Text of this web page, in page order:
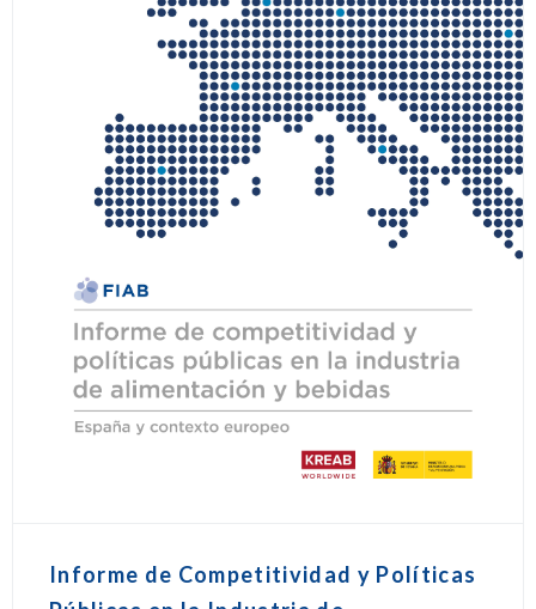
Informe de Competitividad y Políticas